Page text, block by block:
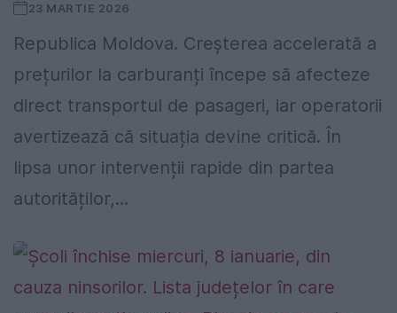
23 MARTIE 2026
Republica Moldova. Creșterea accelerată a
prețurilor la carburanți începe să afecteze
direct transportul de pasageri, iar operatorii
avertizează că situația devine critică. În
lipsa unor intervenții rapide din partea
autorităților,...